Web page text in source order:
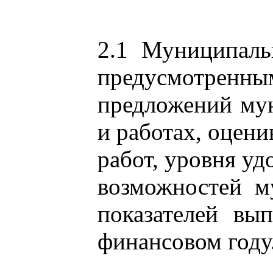
2.1
предложений
и работах,
работ, уровня
возможностей
показателей
финансовом